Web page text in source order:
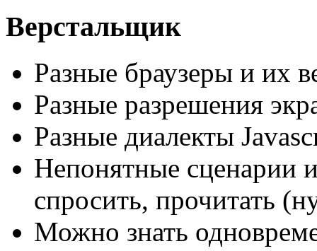
Верстальщик
Разные браузеры и их
Разные разрешения
Разные диалекты
Непонятные сценарии
спросить, прочитать
Можно знать